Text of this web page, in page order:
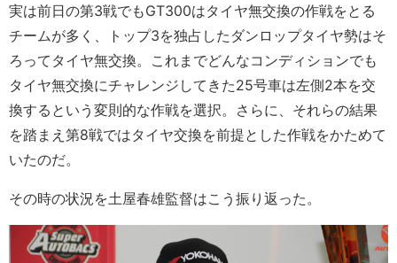
実は前日の第3戦でもGT300はタイヤ無交換の作戦をとる
チームが多く、トップ3を独占したダンロップタイヤ勢はそ
ろってタイヤ無交換。これまでどんなコンディションでも
タイヤ無交換にチャレンジしてきた25号車は左側2本を交
換するという変則的な作戦を選択。さらに、それらの結果
を踏まえ第8戦ではタイヤ交換を前提とした作戦をかためて
いたのだ。
その時の状況を土屋春雄監督はこう振り返った。